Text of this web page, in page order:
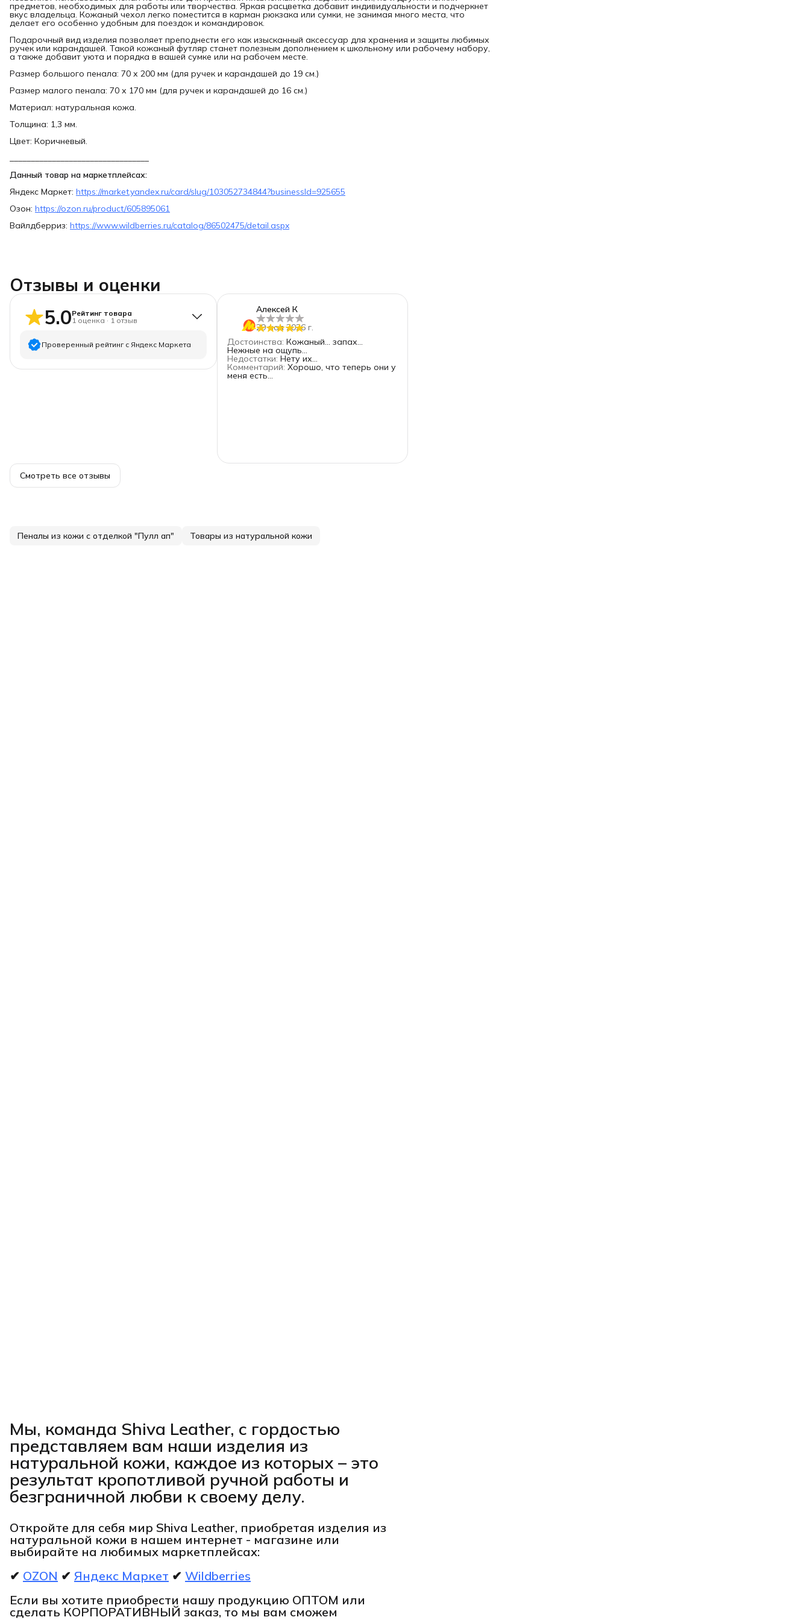
Яндекс Маркет:https://market.yandex.ru/card/slug/103052734844?
businessId=925655
https://www.wildberries.ru/catalog/86502475/detail.aspx
предметов, необходимых для работы или творчества. Яркая расцветка добавит индивидуальности и подчеркнет
вкус владельца. Кожаный чехол легко поместится в карман рюкзака или сумки, не занимая много места, что
делает его особенно удобным для поездок и командировок.
Подарочный вид изделия позволяет преподнести его как изысканный аксессуар для хранения и защиты любимых
ручек или карандашей. Такой кожаный футляр станет полезным дополнением к школьному или рабочему набору,
а также добавит уюта и порядка в вашей сумке или на рабочем месте.
Размер большого пенала: 70 х 200 мм (для ручек и карандашей до 19 см.)
Размер малого пенала: 70 х 170 мм (для ручек и карандашей до 16 см.)
Материал: натуральная кожа.
Толщина: 1,3 мм.
Цвет: Коричневый.
Данный товар на маркетплейсах:
Яндекс Маркет: https://market.yandex.ru/card/slug/103052734844?businessId=925655
Озон: https://ozon.ru/product/605895061
Вайлдберриз: https://www.wildberries.ru/catalog/86502475/detail.aspx
Отзывы и оценки
5.0Рейтинг товара
1 оценка · 1 отзыв
Проверенный рейтинг с Яндекс Маркета
5 звёзд
1
Алексей К
29 мая 2026 г.
Достоинства: Кожаный... запах...
Нежные на ощупь...
Недостатки: Нету их...
Комментарий: Хорошо, что теперь они у
меня есть...
Смотреть все отзывы
Пеналы из кожи с отделкой "Пулл ап" Товары из натуральной кожи
Мы, команда Shiva Leather, с гордостью
представляем вам наши изделия из
натуральной кожи, каждое из которых – это
результат кропотливой ручной работы и
безграничной любви к своему делу.
Откройте для себя мир Shiva Leather, приобретая изделия из
натуральной кожи в нашем интернет - магазине или
выбирайте на любимых маркетплейсах:
✔ OZON ✔ Яндекс Маркет ✔ Wildberries
Если вы хотите приобрести нашу продукцию ОПТОМ или
сделать КОРПОРАТИВНЫЙ заказ, то мы вам сможем